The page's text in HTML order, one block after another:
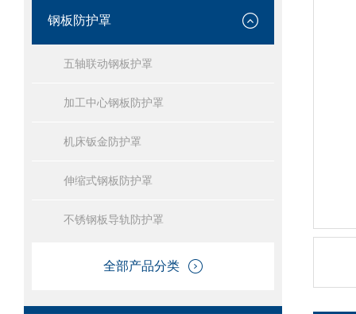
钢板防护罩
五轴联动钢板护罩
加工中心钢板防护罩
机床钣金防护罩
伸缩式钢板防护罩
不锈钢板导轨防护罩
全部产品分类